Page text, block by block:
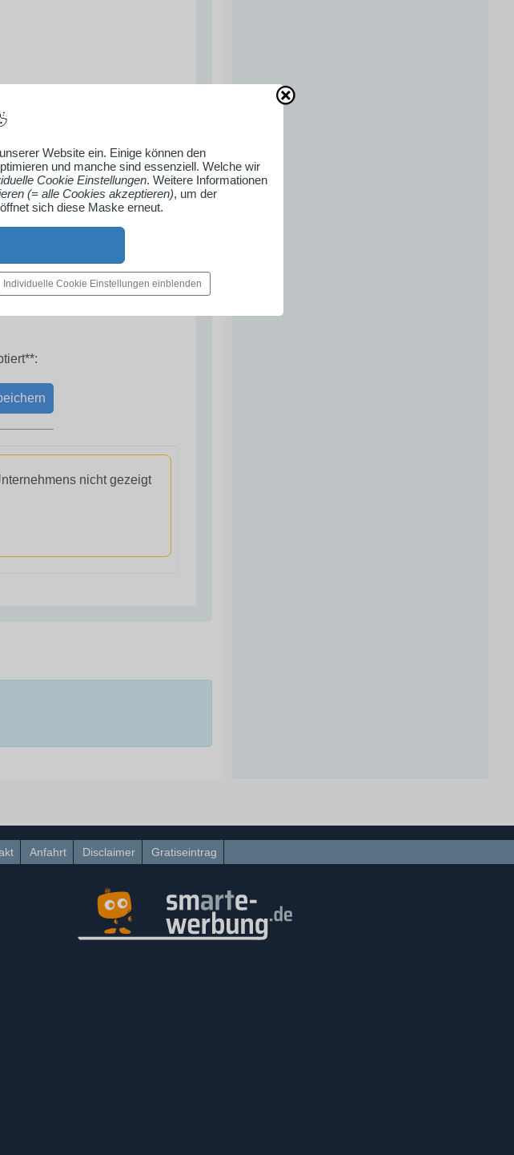
nicht gezeigt
Anfahrt Disclaimer Gratiseintrag
Website ein. Einige können den
und manche sind essenziell. Welche wir
Cookie Einstellungen. Weitere Informationen
(= alle Cookies akzeptieren), um der
sich diese Maske erneut.
Individuelle Cookie Einstellungen einblenden